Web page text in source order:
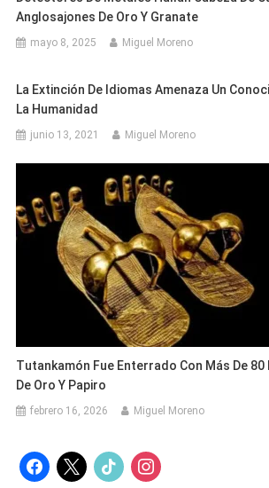
Anglosajones De Oro Y Granate
mayo 8, 2025 Miguel Moreno
La Extinción De Idiomas Amenaza Un
La Humanidad
junio 13, 2021 Miguel Moreno
Tutankamón Fue Enterrado Con Más De 80
De Oro Y Papiro
febrero 16, 2026 Miguel Moreno
facebook
x tiktok instagram